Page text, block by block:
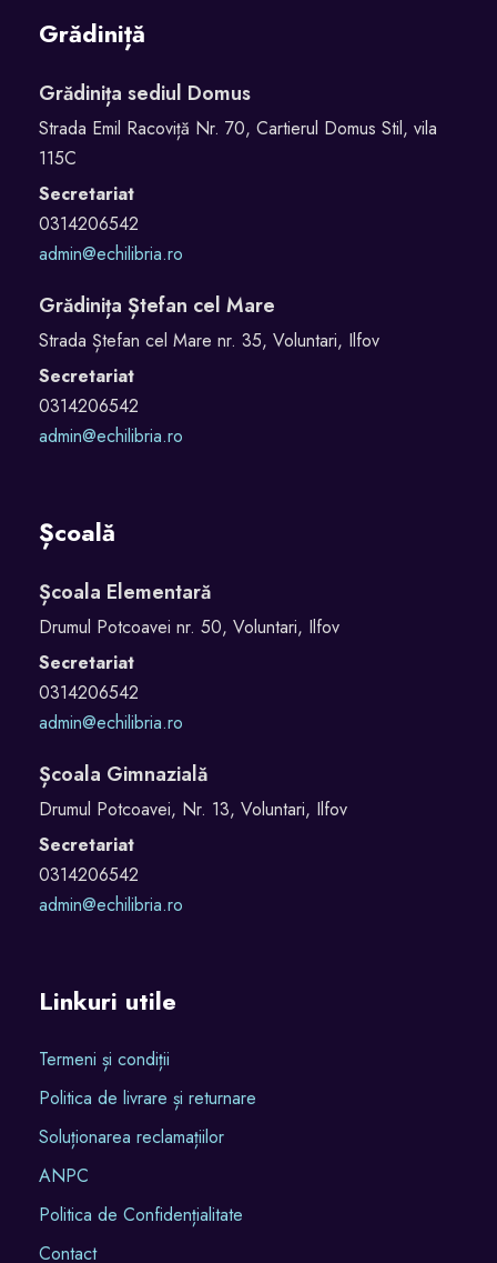
Grădiniță
Grădinița sediul Domus
Strada Emil Racoviță Nr. 70, Cartierul Domus Stil, vila
115C
Secretariat
0314206542
admin@echilibria.ro
Grădinița Ștefan cel Mare
Strada Ștefan cel Mare nr. 35, Voluntari, Ilfov
Secretariat
0314206542
admin@echilibria.ro
Școală
Școala Elementară
Drumul Potcoavei nr. 50, Voluntari, Ilfov
Secretariat
0314206542
admin@echilibria.ro
Școala Gimnazială
Drumul Potcoavei, Nr. 13, Voluntari, Ilfov
Secretariat
0314206542
admin@echilibria.ro
Linkuri utile
Termeni și condiții
Politica de livrare și returnare
Soluționarea reclamațiilor
ANPC
Politica de Confidențialitate
Contact